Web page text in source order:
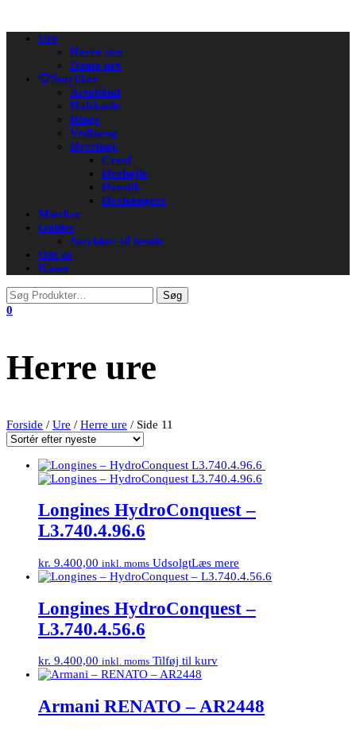
navigation
Ure
Herre ure
Dame ure
Smykker
Armbånd
Halskæde
Ringe
Vedhæng
Øreringe
Creol
Ørebøjle
Ørestik
Ørehængere
Mærker
Guides
Smykker til hende
Om os
Kasse
0
Herre ure
Forside / Ure / Herre ure / Side 11
Longines HydroConquest –
L3.740.4.96.6
kr. 9.400,00 inkl. moms UdsolgtLæs mere
Longines HydroConquest –
L3.740.4.56.6
kr. 9.400,00 inkl. moms Tilføj til kurv
Armani RENATO – AR2448